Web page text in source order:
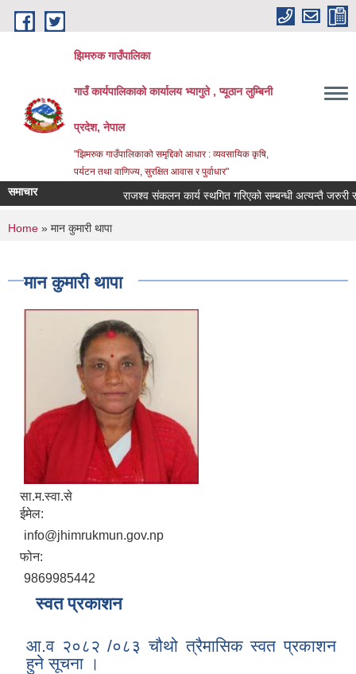
Skip to main content
झिमरुक गाउँपालिका
गाउँ कार्यपालिकाको कार्यालय भ्यागुते , प्यूठान लुम्बिनी
प्रदेश, नेपाल
"झिमरुक गाउँपालिकाको समृद्दिको आधार : व्यवसायिक कृषि,
पर्यटन तथा वाणिज्य, सुरक्षित आवास र पुर्वाधार"
समाचार राजश्व संकलन कार्य स्थगित गरिएको सम्बन्धी अत्यन्तै जरुरी
You are here
Home » मान कुमारी थापा
मान कुमारी थापा
सा.म.स्वा.से
ईमेल:
info@jhimrukmun.gov.np
फोन:
9869985442
स्वत प्रकाशन
आ.व २०८२ /०८३ चौथो त्रैमासिक स्वत प्रकाशन
हुने सूचना ।